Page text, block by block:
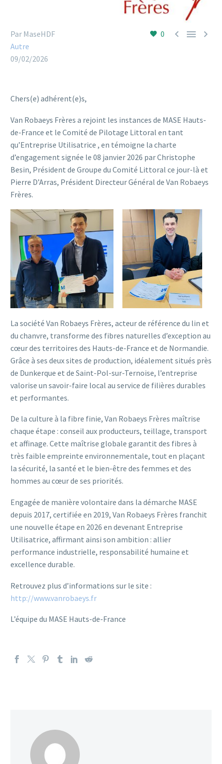
0   
Par MaseHDF
Autre
09/02/2026
Chers(e) adhérent(e)s,
Van Robaeys Frères a rejoint les instances de MASE Hauts-
de-France et le Comité de Pilotage Littoral en tant
qu’Entreprise Utilisatrice , en témoigne la charte
d’engagement signée le 08 janvier 2026 par Christophe
Besin, Président de Groupe du Comité Littoral ce jour-là et
Pierre D’Arras, Président Directeur Général de Van Robaeys
Frères.
La société Van Robaeys Frères, acteur de référence du lin et
du chanvre, transforme des fibres naturelles d’exception au
cœur des territoires des Hauts-de-France et de Normandie.
Grâce à ses deux sites de production, idéalement situés près
de Dunkerque et de Saint-Pol-sur-Ternoise, l’entreprise
valorise un savoir-faire local au service de filières durables
et performantes.
De la culture à la fibre finie, Van Robaeys Frères maîtrise
chaque étape : conseil aux producteurs, teillage, transport
et affinage. Cette maîtrise globale garantit des fibres à
très faible empreinte environnementale, tout en plaçant
la sécurité, la santé et le bien-être des femmes et des
hommes au cœur de ses priorités.
Engagée de manière volontaire dans la démarche MASE
depuis 2017, certifiée en 2019, Van Robaeys Frères franchit
une nouvelle étape en 2026 en devenant Entreprise
Utilisatrice, affirmant ainsi son ambition : allier
performance industrielle, responsabilité humaine et
excellence durable.
Retrouvez plus d’informations sur le site :
http://www.vanrobaeys.fr
L’équipe du MASE Hauts-de-France